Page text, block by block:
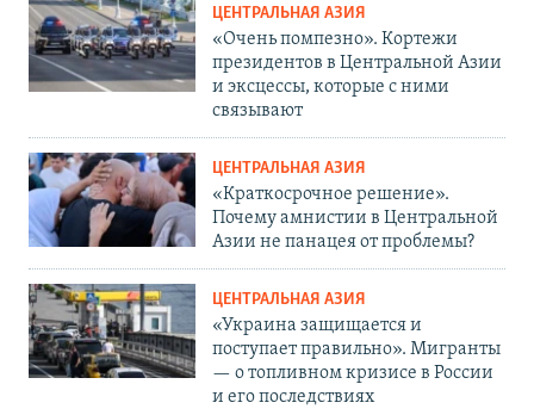
ЦЕНТРАЛЬНАЯ АЗИЯ
«Очень помпезно». Кортежи
президентов в Центральной Азии
и эксцессы, которые с ними
связывают
ЦЕНТРАЛЬНАЯ АЗИЯ
«Краткосрочное решение».
Почему амнистии в Центральной
Азии не панацея от проблемы?
ЦЕНТРАЛЬНАЯ АЗИЯ
«Украина защищается и
поступает правильно». Мигранты
— о топливном кризисе в России
и его последствиях